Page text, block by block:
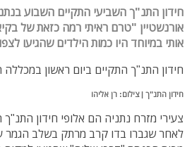
חידון התנ"ך השביעי התקיים השבוע
אורנשטיין "טרם ראיתי רמה כזאת של
אותי במיוחד היו כמות הילדים שהגיעו
חידון התנ"ך התקיים ביום ראשון
חידון התנ"ך | צילום: רן אליהו
צעירי מזרח נתניה הם אלופי חידון
לאחר שגברו בדו קרב מרתק בשלב הגמר